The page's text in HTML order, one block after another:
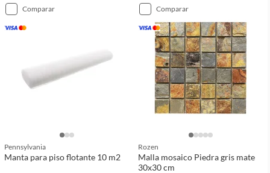
comparar
Pennsylvania
Manta para piso flotante 10 m2
comparar
Rozen
Malla mosaico Piedra gris mate
30x30 cm